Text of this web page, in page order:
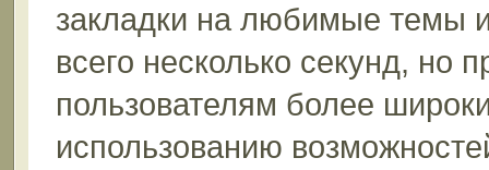
закладки на любимые темы
всего несколько секунд, но
пользователям более
использованию